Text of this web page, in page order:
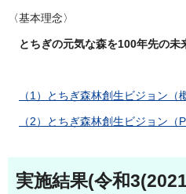
〈基本理念〉
とちぎの元気な森を100年先の未
（1）とちぎ森林創生ビジョン（
（2）とちぎ森林創生ビジョン（
実施結果(令和